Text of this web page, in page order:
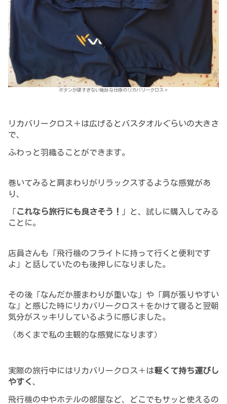
ボタンが硬すぎない絶妙な仕様のリカバリークロス＋
リカバリークロス＋は広げるとバスタオルぐらいの大きさ
で、
ふわっと羽織ることができます。
巻いてみると肩まわりがリラックスするような感覚があ
り、
「これなら旅行にも良さそう！
」と、試しに購入してみる
ことに。
店員さんも「飛行機のフライトに持って行くと便利です
よ」と話していたのも後押しになりました。
その後「なんだか腰まわりが重いな」や「肩が張りやすい
な」と感じた時にリカバリークロス＋をかけて寝ると翌朝
気分がスッキリしているように感じました。
（あくまで私の主観的な感覚になります）
実際の旅行中にはリカバリークロス＋は軽くて持ち運びし
やすく、
飛行機の中やホテルの部屋など、どこでもサッと使えるの